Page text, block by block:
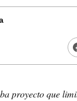
proyecto que